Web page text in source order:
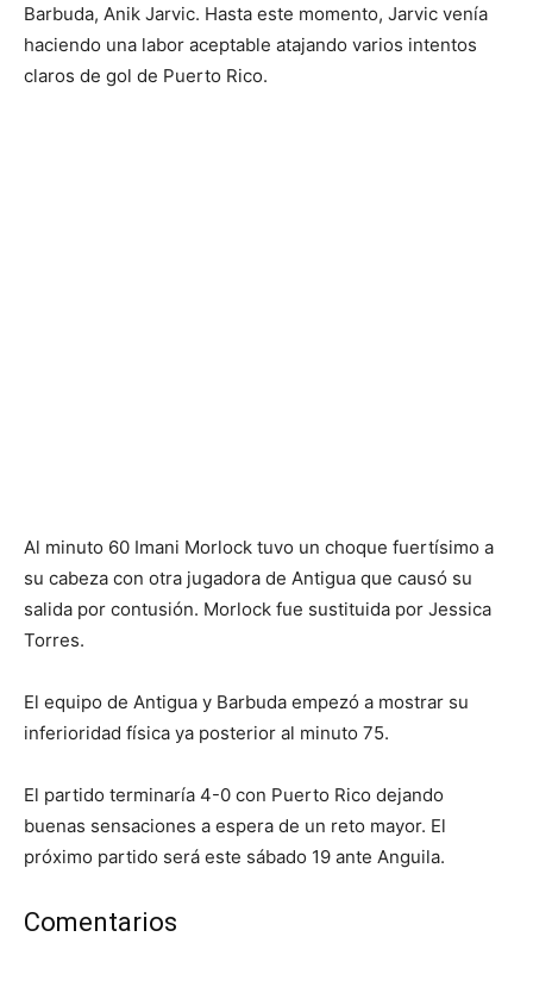
Barbuda, Anik Jarvic. Hasta este momento, Jarvic venía
haciendo una labor aceptable atajando varios intentos
claros de gol de Puerto Rico.
Al minuto 60 Imani Morlock tuvo un choque fuertísimo a
su cabeza con otra jugadora de Antigua que causó su
salida por contusión. Morlock fue sustituida por Jessica
Torres.
El equipo de Antigua y Barbuda empezó a mostrar su
inferioridad física ya posterior al minuto 75.
El partido terminaría 4-0 con Puerto Rico dejando
buenas sensaciones a espera de un reto mayor. El
próximo partido será este sábado 19 ante Anguila.
Comentarios